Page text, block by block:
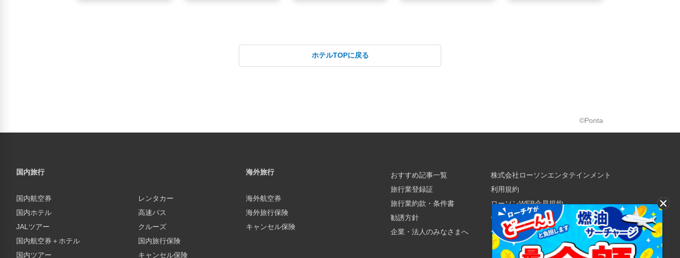
ホテルTOPに戻る
©Ponta
国内旅行
国内航空券
国内ホテル
JALツアー
国内航空券＋ホテル
国内ツアー
レンタカー
高速バス
クルーズ
国内旅行保険
キャンセル保険
海外旅行
海外航空券
海外旅行保険
キャンセル保険
おすすめ記事一覧
旅行業登録証
旅行業約款・条件書
勧誘方針
企業・法人のみなさまへ
株式会社ローソンエンタテインメント
利用規約
ローソンWEB会員規約
個人情報の取り扱いについて
個人情報保護方針